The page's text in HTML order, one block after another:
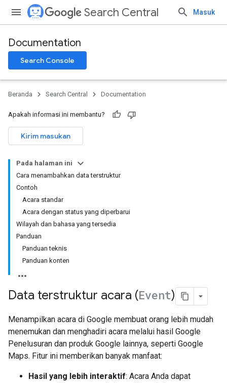
Search Central Masuk
Documentation
Search Console
Beranda Search Central Documentation
Apakah informasi ini membantu?
Kirim masukan
Pada halaman ini
Cara menambahkan data terstruktur
Contoh
Acara standar
Acara dengan status yang diperbarui
Wilayah dan bahasa yang tersedia
Panduan
Panduan teknis
Panduan konten
Data terstruktur acara (Event)
Menampilkan acara di Google membuat orang lebih mudah
menemukan dan menghadiri acara melalui hasil Google
Penelusuran dan produk Google lainnya, seperti Google
Maps. Fitur ini memberikan banyak manfaat:
Hasil yang lebih interaktif: Acara Anda dapat